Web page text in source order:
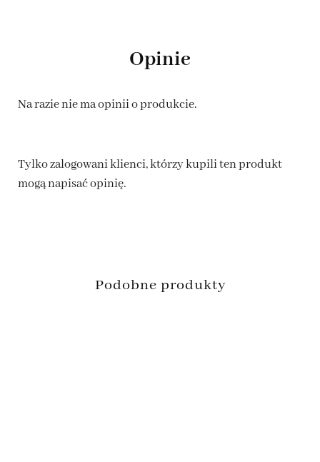
Opinie
Na razie nie ma opinii o produkcie.
Tylko zalogowani klienci, którzy kupili ten produkt
mogą napisać opinię.
Podobne produkty